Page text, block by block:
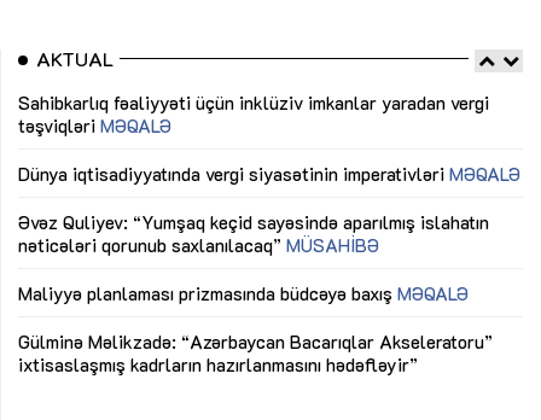
AKTUAL
Sahibkarlıq fəaliyyəti üçün inklüziv imkanlar yaradan vergi
təşviqləri MƏQALƏ
Dünya iqtisadiyyatında vergi siyasətinin imperativləri MƏQALƏ
Əvəz Quliyev: “Yumşaq keçid sayəsində aparılmış islahatın
nəticələri qorunub saxlanılacaq” MÜSAHİBƏ
Maliyyə planlaması prizmasında büdcəyə baxış MƏQALƏ
Gülminə Məlikzadə: “Azərbaycan Bacarıqlar Akseleratoru”
ixtisaslaşmış kadrların hazırlanmasını hədəfləyir”